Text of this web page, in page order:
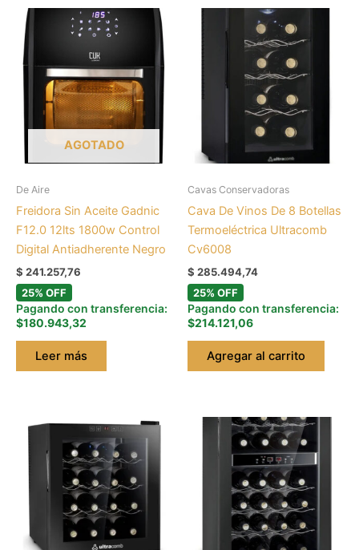
AGOTADO
De Aire
Freidora Sin Aceite Gadnic
F12.0 12lts 1800w Control
Digital Antiadherente Negro
$ 241.257,76
25% OFF
Pagando con transferencia:
$180.943,32
Leer más
Cavas Conservadoras
Cava De Vinos De 8 Botellas
Termoeléctrica Ultracomb
Cv6008
$ 285.494,74
25% OFF
Pagando con transferencia:
$214.121,06
Agregar al carrito